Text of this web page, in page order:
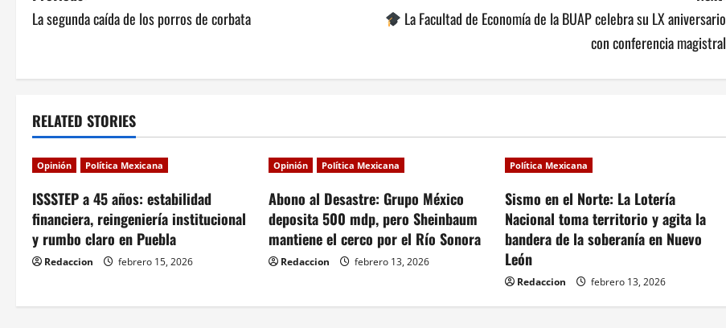
o
n
a
v
i
g
a
La segunda caída de los porros de corbata
La Facultad de Economía de la BUAP celebra su LX aniversario
con conferencia magistral
RELATED STORIES
Opinión Política Mexicana
ISSSTEP a 45 años: estabilidad
financiera, reingeniería institucional
y rumbo claro en Puebla
Redaccion febrero 15, 2026
Opinión Política Mexicana
Abono al Desastre: Grupo México
deposita 500 mdp, pero Sheinbaum
mantiene el cerco por el Río Sonora
Redaccion febrero 13, 2026
Política Mexicana
Sismo en el Norte: La Lotería
Nacional toma territorio y agita la
bandera de la soberanía en Nuevo
León
Redaccion febrero 13, 2026